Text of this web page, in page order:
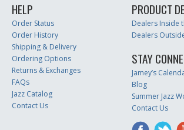
HELP
Order Status
Order History
Shipping & Delivery
Ordering Options
Returns & Exchanges
FAQs
Jazz Catalog
Contact Us
PRODUCT
Dealers Inside
Dealers
STAY
Jamey’s
Blog
Summer Jazz
Contact Us